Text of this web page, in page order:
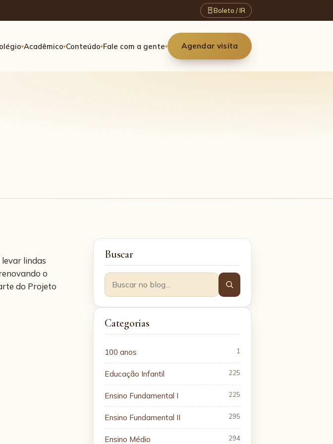
Boleto / IR
▾Acadêmico▾Conteúdo▾Fale com a gente▾ Agendar visita
levar lindas
o
do Projeto
Buscar
Categorias
100 anos 1
Educação Infantil 225
Ensino Fundamental I 225
Ensino Fundamental II 295
Ensino Médio 294